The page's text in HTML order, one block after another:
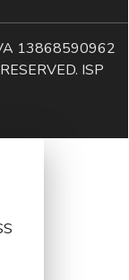
13868590962
ISP